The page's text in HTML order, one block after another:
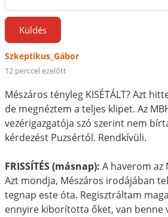
Küldés
Szkeptikus_Gábor
12 perccel ezelőtt
Mészáros tényleg KISÉTÁLT? Azt
de megnéztem a teljes klipet. Az
vezérigazgatója szó szerint nem
kérdezést Puzsértól. Rendkívüli.
FRISSÍTÉS (másnap): A haverom az
Azt mondja, Mészáros irodájában
tegnap este óta. Regisztráltam
ennyire kiborította őket, van benne